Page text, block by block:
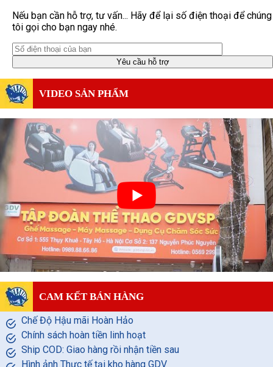
Nếu bạn cần hỗ trợ, tư vấn... Hãy để lại số điện thoại để chúng
tôi gọi cho bạn ngay nhé.
VIDEO SẢN PHẨM
CAM KẾT BÁN HÀNG
Chế Độ Hậu mãi Hoàn Hảo
Chính sách hoàn tiền linh hoạt
Ship COD: Giao hàng rồi nhận tiền sau
Hình ảnh Thực tế tại kho hàng GDV